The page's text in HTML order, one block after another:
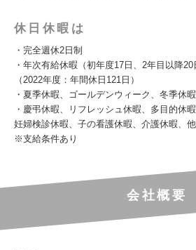
休日休暇は
・完全週休2日制
・年次有給休暇（初年度17日、2年目以降20
（2022年度：年間休日121日）
・夏季休暇、ゴールデンウィーク、冬季休暇
・慶弔休暇、リフレッシュ休暇、多目的休
妊婦検診休暇、子の看護休暇、介護休暇、他
※支給条件あり
会社概要